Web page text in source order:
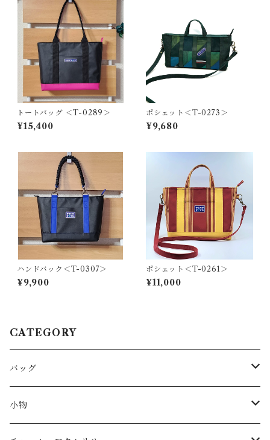
トートバッグ ＜T-0289＞
¥15,400
ポシェット＜T-0273＞
¥9,680
ハンドバック＜T-0307＞
¥9,900
ポシェット＜T-0261＞
¥11,000
CATEGORY
バッグ
トートバッグ
小物